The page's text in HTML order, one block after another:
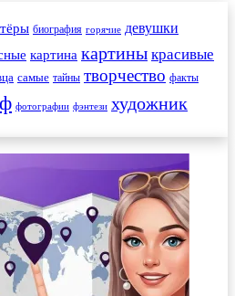
биография горячие девушки
картина картины красивые
самые тайны творчество факты
фотографии фэнтези художник